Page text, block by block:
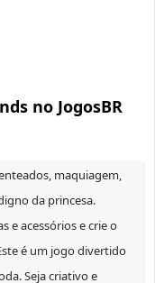
no JogosBR
maquiagem,
da princesa.
e acessórios e crie o
é um jogo divertido
Seja criativo e